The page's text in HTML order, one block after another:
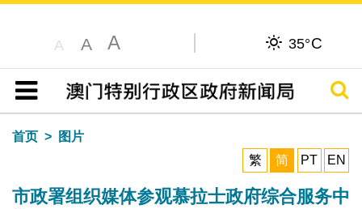
A A A 35°C
目录
搜寻
首页
图片
繁
简 PT EN
市政署组织媒体参观慕拉士政府综合服务中